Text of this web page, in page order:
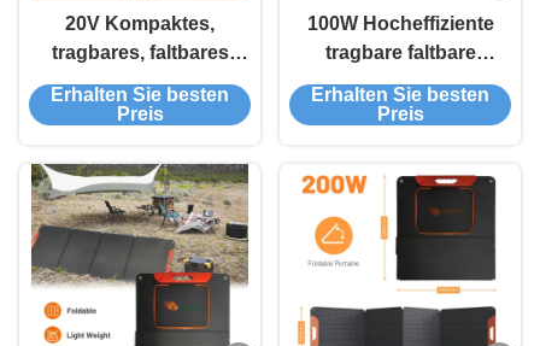
20V Kompaktes,
tragbares, faltbares
Solarpanel mit USB-
Anschluss für Camping
Erhalten Sie besten
Preis
100W Hocheffiziente
tragbare faltbare
Solarpanels mit
erneuerbarer Energie
Erhalten Sie besten
Preis